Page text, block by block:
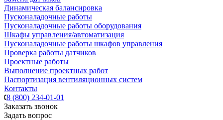
Динамическая балансировка
Пусконаладочные работы
Пусконаладочные работы оборудования
Шкафы управления/автоматизация
Пусконаладочные работы шкафов управления
Проверка работы датчиков
Проектные работы
Выполнение проектных работ
Паспортизация вентиляционных систем
Контакты
8 (800) 234-01-01
Заказать звонок
Задать вопрос